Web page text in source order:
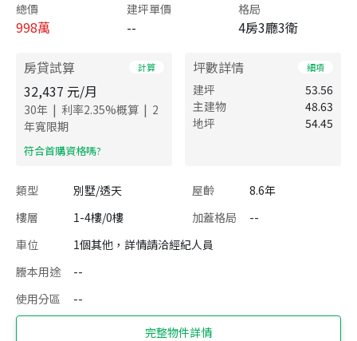
總價
998萬
建坪單價
--
格局
4房3廳3衛
房貸試算 計算
32,437 元/月
30年 | 利率2.35%概算 | 2
年寬限期
​符合首購資格嗎?
坪數詳情 細項
建坪
53.56
主建物
48.63
地坪
54.45
類型 別墅/透天 屋齡
8.6年
樓層
1-4樓/0樓 加蓋格局
--
車位
1個其他，詳情請洽經紀人員
謄本用途
--
使用分區
--
完整物件詳情